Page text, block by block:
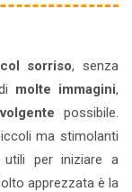
sorriso, senza
molte immagini,
possibile.
ma stimolanti
per iniziare a
apprezzata è la